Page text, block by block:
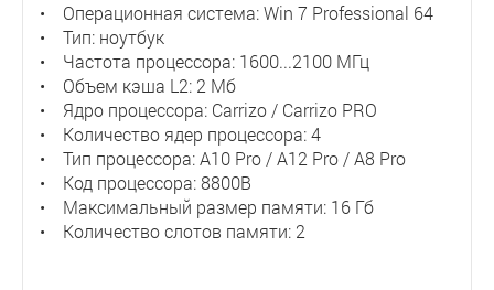
• Операционная система: Win 7 Professional 64
• Тип: ноутбук
• Частота процессора: 1600...2100 МГц
• Объем кэша L2: 2 Мб
• Ядро процессора: Carrizo / Carrizo PRO
• Количество ядер процессора: 4
• Тип процессора: A10 Pro / A12 Pro / A8 Pro
• Код процессора: 8800B
• Максимальный размер памяти: 16 Гб
• Количество слотов памяти: 2